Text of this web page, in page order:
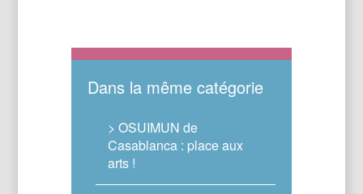
Dans la même catégorie
> OSUIMUN de
Casablanca : place aux
arts !